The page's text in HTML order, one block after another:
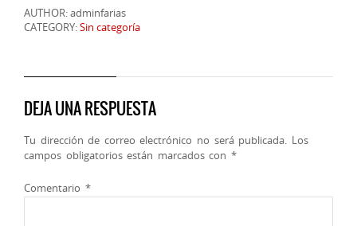
AUTHOR: adminfarias
CATEGORY:Sin categoría
DEJA UNA RESPUESTA
Tu dirección de correo electrónico no será publicada. Los
campos obligatorios están marcados con *
Comentario *